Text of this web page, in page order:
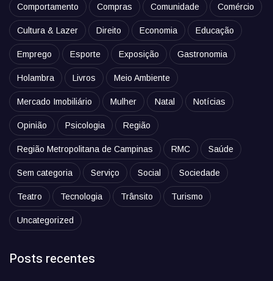
Comportamento Compras Comunidade Comércio
Cultura & Lazer Direito Economia Educação
Emprego Esporte Exposição Gastronomia
Holambra Livros Meio Ambiente
Mercado Imobiliário Mulher Natal Notícias
Opinião Psicologia Região
Região Metropolitana de Campinas RMC Saúde
Sem categoria Serviço Social Sociedade
Teatro Tecnologia Trânsito Turismo
Uncategorized
Posts recentes